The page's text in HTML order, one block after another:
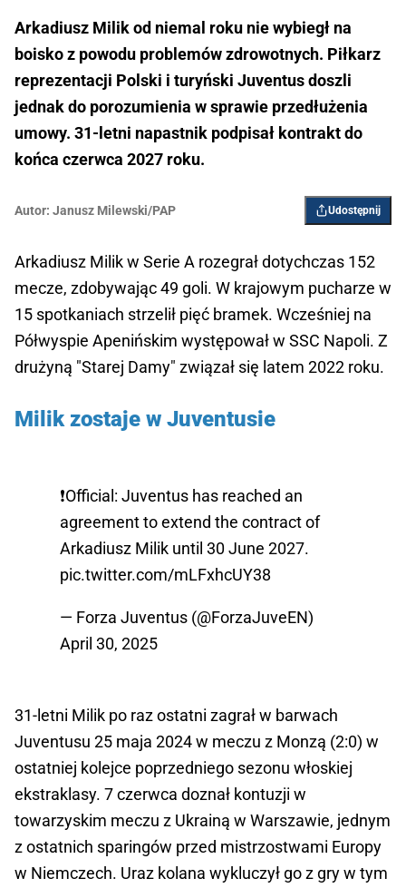
Arkadiusz Milik od niemal roku nie wybiegł na
boisko z powodu problemów zdrowotnych. Piłkarz
reprezentacji Polski i turyński Juventus doszli
jednak do porozumienia w sprawie przedłużenia
umowy. 31-letni napastnik podpisał kontrakt do
końca czerwca 2027 roku.
Autor: Janusz Milewski/PAP Udostępnij
Arkadiusz Milik w Serie A rozegrał dotychczas 152
mecze, zdobywając 49 goli. W krajowym pucharze w
15 spotkaniach strzelił pięć bramek. Wcześniej na
Półwyspie Apenińskim występował w SSC Napoli. Z
drużyną "Starej Damy" związał się latem 2022 roku.
Milik zostaje w Juventusie
❗️Official: Juventus has reached an
agreement to extend the contract of
Arkadiusz Milik until 30 June 2027.
pic.twitter.com/mLFxhcUY38
— Forza Juventus (@ForzaJuveEN)
April 30, 2025
31-letni Milik po raz ostatni zagrał w barwach
Juventusu 25 maja 2024 w meczu z Monzą (2:0) w
ostatniej kolejce poprzedniego sezonu włoskiej
ekstraklasy. 7 czerwca doznał kontuzji w
towarzyskim meczu z Ukrainą w Warszawie, jednym
z ostatnich sparingów przed mistrzostwami Europy
w Niemczech. Uraz kolana wykluczył go z gry w tym